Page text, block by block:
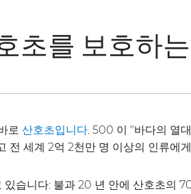
초를 보호하
로 산호초입니다 . 500 이 "바다의 열
전 세계 2억 2천만 명 이상의 인류에
습니다: 불과 20 년 안에 산호초의